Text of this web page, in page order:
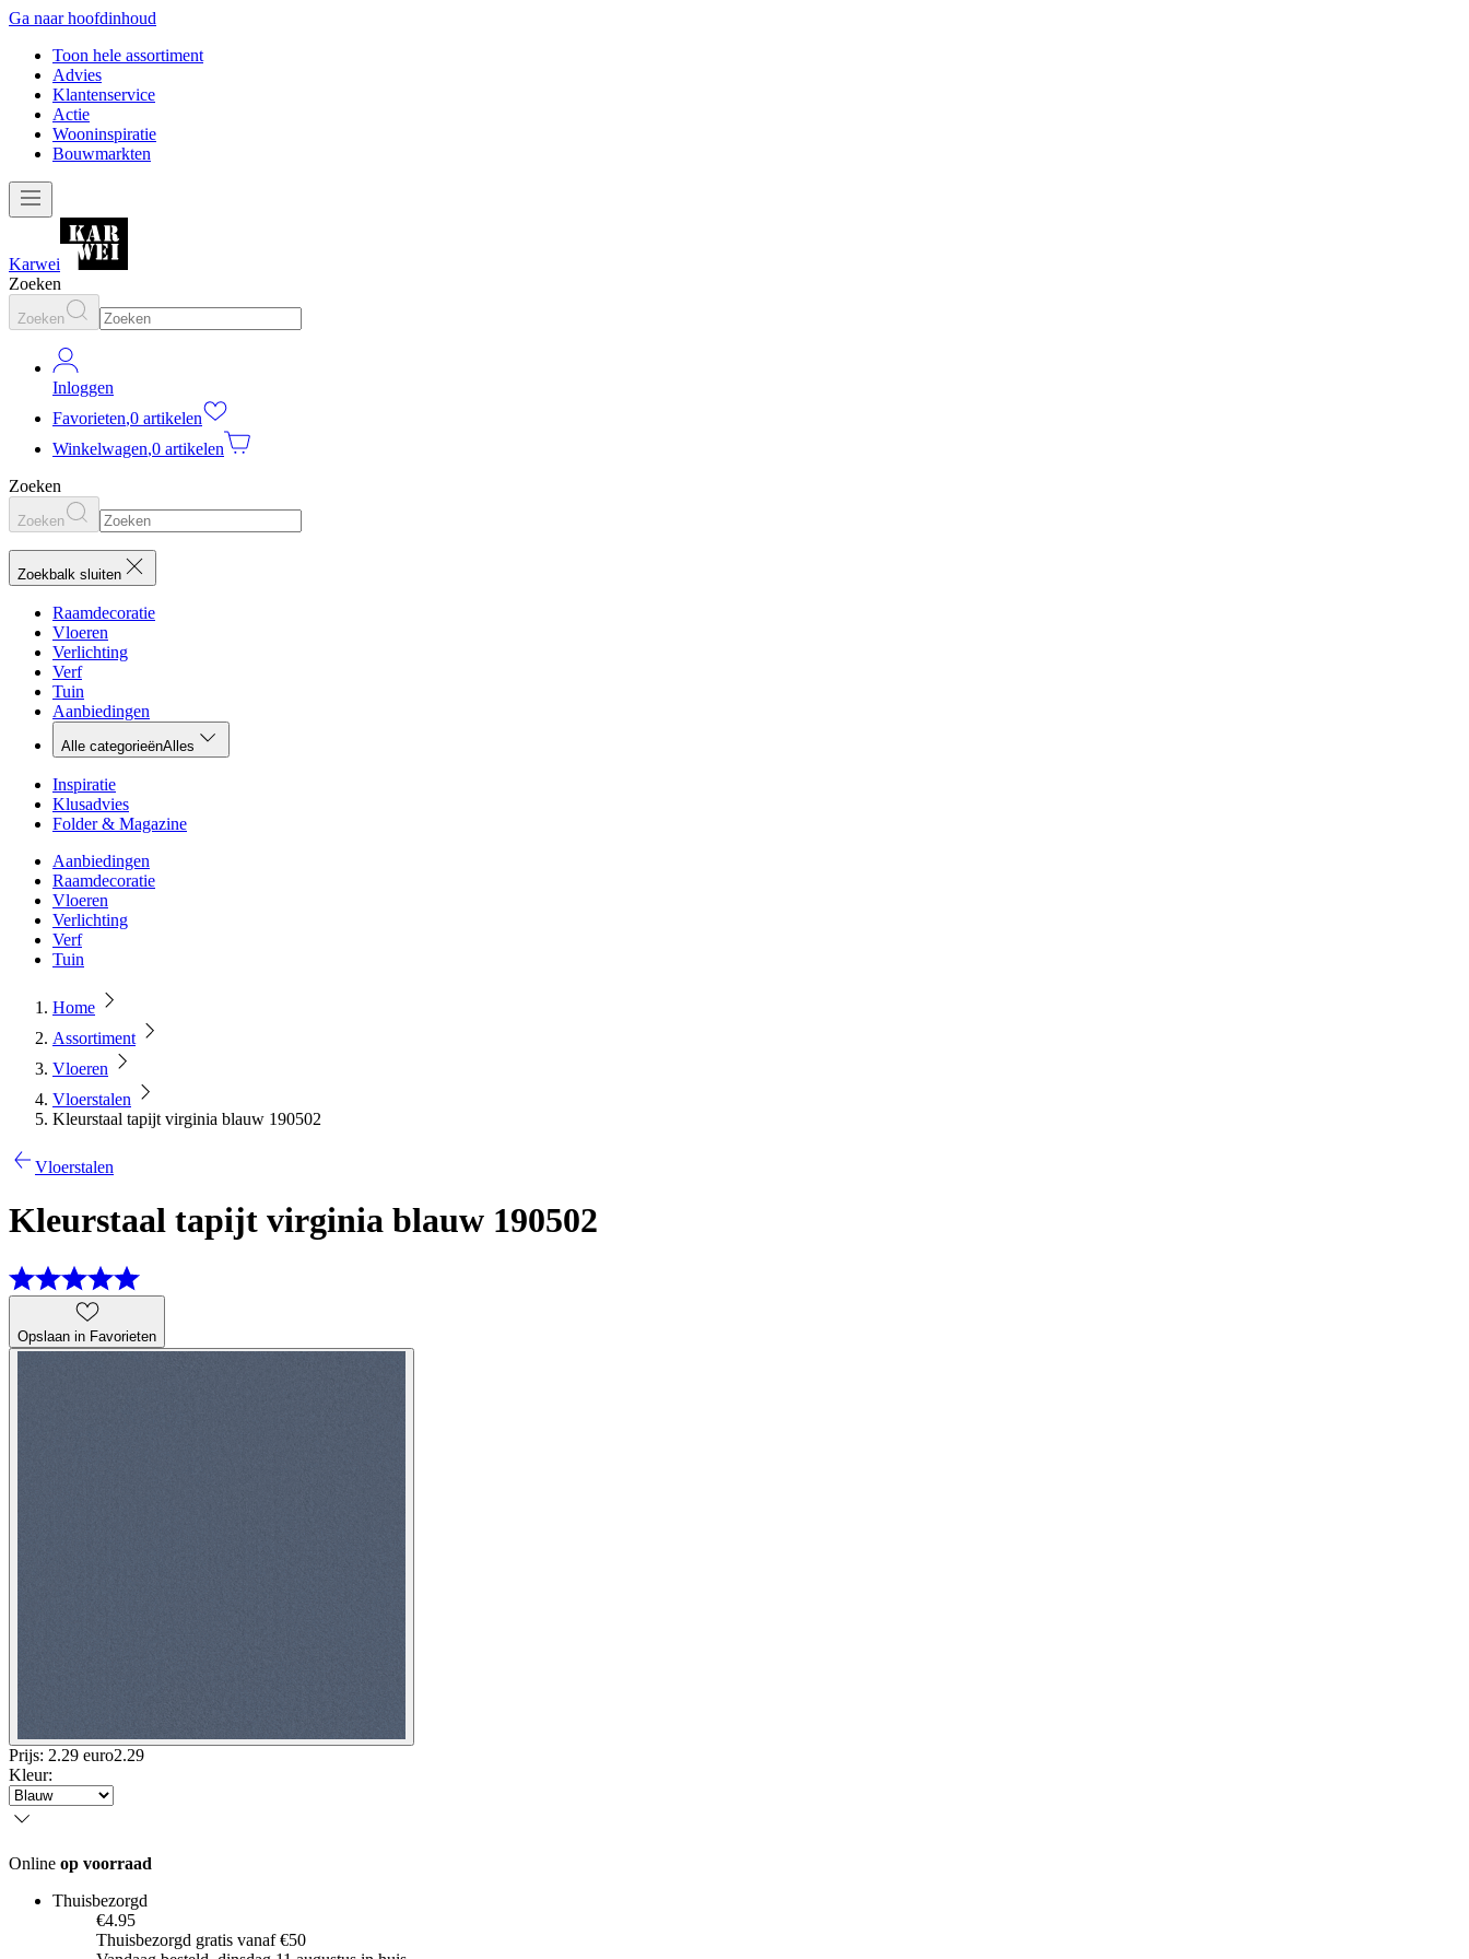
Ga naar hoofdinhoud
Toon hele assortiment
Advies
Klantenservice
Actie
Wooninspiratie
Bouwmarkten
Karwei
Zoeken
Zoeken
Inloggen
Favorieten,0 artikelen
Winkelwagen,0 artikelen
Zoeken
Zoeken
Zoekbalk sluiten
Raamdecoratie
Vloeren
Verlichting
Verf
Tuin
Aanbiedingen
Alle categorieënAlles
Inspiratie
Klusadvies
Folder & Magazine
Aanbiedingen
Raamdecoratie
Vloeren
Verlichting
Verf
Tuin
Home
Assortiment
Vloeren
Vloerstalen
Kleurstaal tapijt virginia blauw 190502
Vloerstalen
Kleurstaal tapijt virginia blauw 190502
Opslaan in Favorieten
Prijs: 2.29 euro2.29
Kleur:
Online op voorraad
Thuisbezorgd
€4.95
Thuisbezorgd gratis vanaf €50